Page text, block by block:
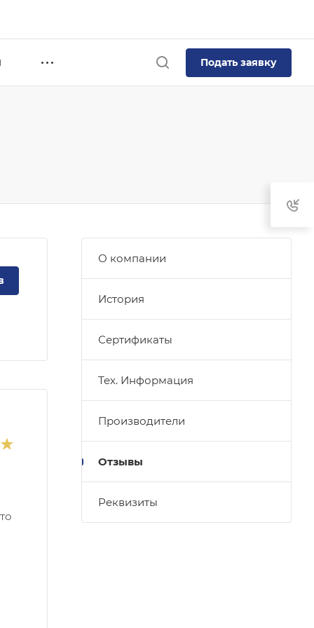
Подать заявку
О компании
История
Сертификаты
Тех. Информация
Производители
Отзывы
Реквизиты